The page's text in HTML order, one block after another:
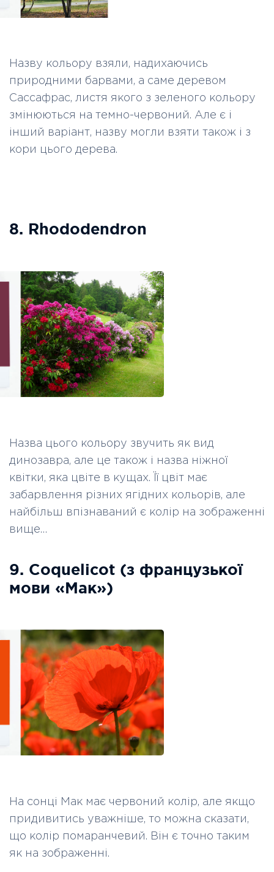
Назву кольору взяли, надихаючись
природними барвами, а саме деревом
Сассафрас, листя якого з зеленого кольору
змінюються на темно-червоний. Але є і
інший варіант, назву могли взяти також і з
кори цього дерева.
8. Rhododendron
Назва цього кольору звучить як вид
динозавра, але це також і назва ніжної
квітки, яка цвіте в кущах. Її цвіт має
забарвлення різних ягідних кольорів, але
найбільш впізнаваний є колір на зображенні
вище…
9. Coquelicot (з французької
мови «Мак»)
На сонці Мак має червоний колір, але якщо
придивитись уважніше, то можна сказати,
що колір помаранчевий. Він є точно таким
як на зображенні.